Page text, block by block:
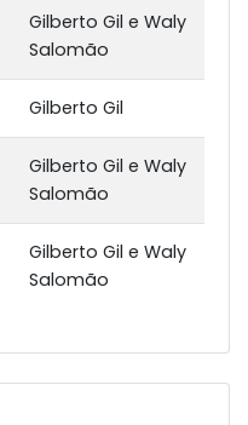
Gilberto Gil e Waly
Salomão
Gilberto Gil
Gilberto Gil e Waly
Salomão
Gilberto Gil e Waly
Salomão